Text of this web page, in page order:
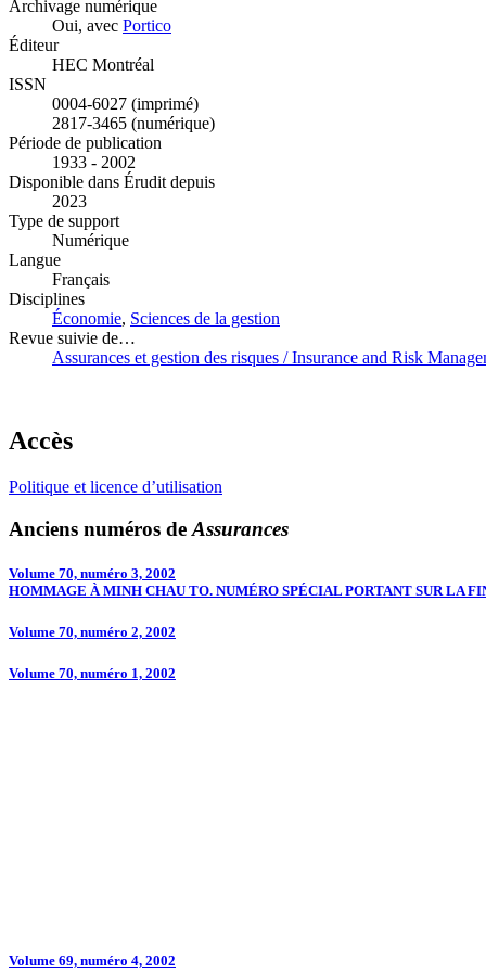
Archivage numérique
Oui, avec Portico
Éditeur
HEC Montréal
ISSN
0004-6027 (imprimé)
2817-3465 (numérique)
Période de publication
1933 - 2002
Disponible dans Érudit depuis
2023
Type de support
Numérique
Langue
Français
Disciplines
Économie, Sciences de la gestion
Revue suivie de…
Assurances et gestion des risques / Insurance and Risk
Accès
Politique et licence d’utilisation
Anciens numéros de Assurances
Volume 70, numéro 3, 2002
HOMMAGE À MINH CHAU TO. NUMÉRO SPÉCIAL PORTANT SUR LA
Volume 70, numéro 2, 2002
Volume 70, numéro 1, 2002
Volume 69, numéro 4, 2002